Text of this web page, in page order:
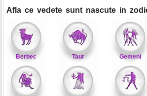
Afla ce vedete sunt nascute in
Berbec Taur Gemeni